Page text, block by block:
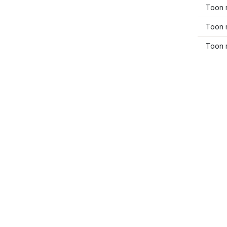
Toon
Toon
Toon